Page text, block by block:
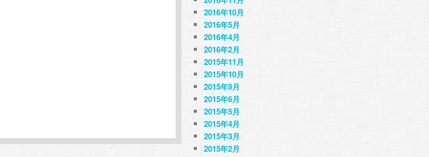
2016年10月
2016年5月
2016年4月
2016年2月
2015年11月
2015年10月
2015年9月
2015年6月
2015年5月
2015年4月
2015年3月
2015年2月